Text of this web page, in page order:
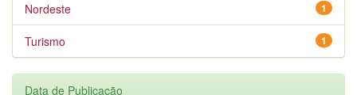
1
Nordeste
1
Turismo
Data de Publicação